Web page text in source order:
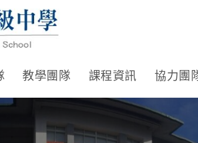
教學團隊 課程資訊 協力團